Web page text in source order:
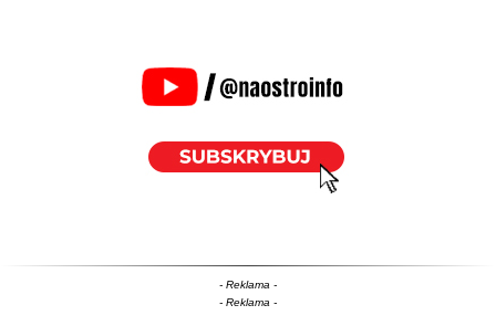
- Reklama -
- Reklama -